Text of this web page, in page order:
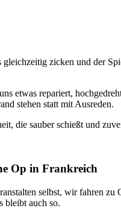
zicken und der
etwas repariert,
stehen statt mit Ausreden.
die sauber schießt und
Op in Frankreich
selbst, wir fahren
bleibt auch so.